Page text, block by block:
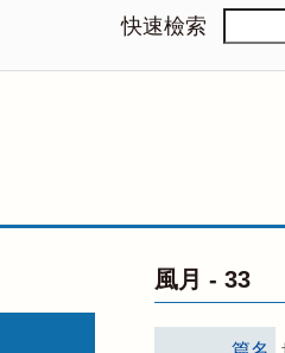
快速檢索
風月 - 33